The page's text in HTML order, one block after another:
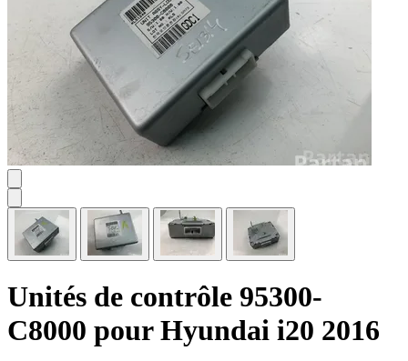
Unités de contrôle 95300-
C8000 pour Hyundai i20 2016